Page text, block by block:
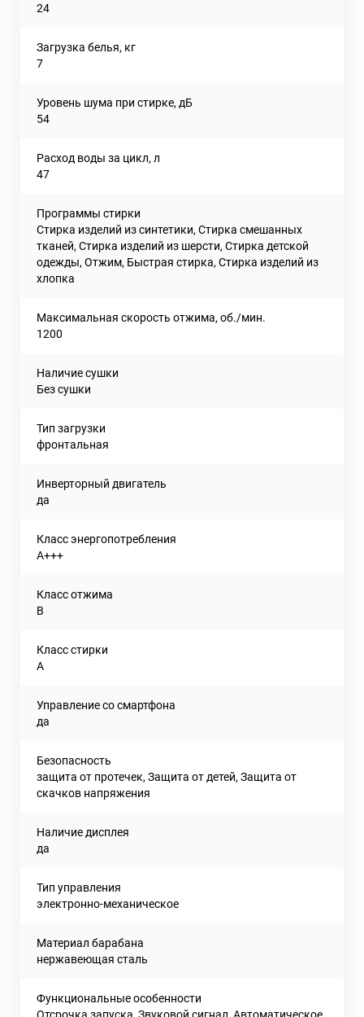
24
Загрузка белья, кг
7
Уровень шума при стирке, дБ
54
Расход воды за цикл, л
47
Программы стирки
Стирка изделий из синтетики, Стирка смешанных
тканей, Стирка изделий из шерсти, Стирка детской
одежды, Отжим, Быстрая стирка, Стирка изделий из
хлопка
Максимальная скорость отжима, об./мин.
1200
Наличие сушки
Без сушки
Тип загрузки
фронтальная
Инверторный двигатель
да
Класс энергопотребления
A+++
Класс отжима
B
Класс стирки
A
Управление со смартфона
да
Безопасность
защита от протечек, Защита от детей, Защита от
скачков напряжения
Наличие дисплея
да
Тип управления
электронно-механическое
Материал барабана
нержавеющая сталь
Функциональные особенности
Отсрочка запуска, Звуковой сигнал, Автоматическое